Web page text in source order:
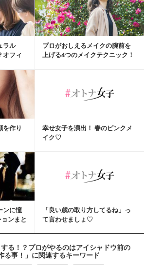
ラル
オフィ
プロがおしえるメイクの腕前を
上げる4つのメイクテクニック！
を作り
幸せ女子を演出！ 春のピンクメ
イク♡
ンに憧
ンまと
「良い歳の取り方してるね」っ
て言わせましょ♡
する！？プロがやるのはアイシャドウ前の
る事！」 に関連するキーワード